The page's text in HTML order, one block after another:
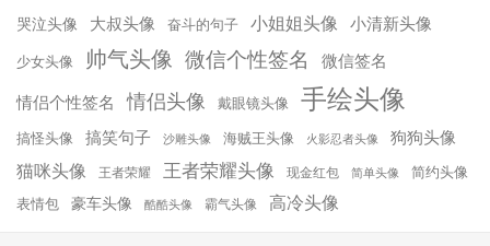
哭泣头像 大叔头像 奋斗的句子 小姐姐头像 小清新头像
少女头像 帅气头像 微信个性签名 微信签名
情侣个性签名 情侣头像 戴眼镜头像 手绘头像
搞怪头像 搞笑句子 沙雕头像 海贼王头像 火影忍者头像 狗狗头像
猫咪头像 王者荣耀 王者荣耀头像 现金红包 简单头像 简约头像
表情包 豪车头像 酷酷头像 霸气头像 高冷头像